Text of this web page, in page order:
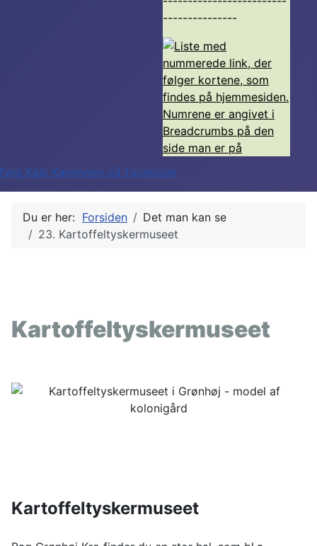
---------------
Du er her: Forsiden
Det man kan se
23. Kartoffeltyskermuseet
Kartoffeltyskermuseet
Kartoffeltyskermuseet